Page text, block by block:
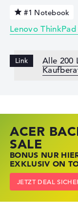
#1 Notebook
Lenovo ThinkPad
Alle 200
ACER
SALE
BONUS NUR
EXKLUSIV ON
JETZT DEAL
HP
JETZT
KRÄFTIG
ZU DEN HP
LENOVO
NOTEBOOKS BEI
KRÄFTIG
LENOVO DEALS